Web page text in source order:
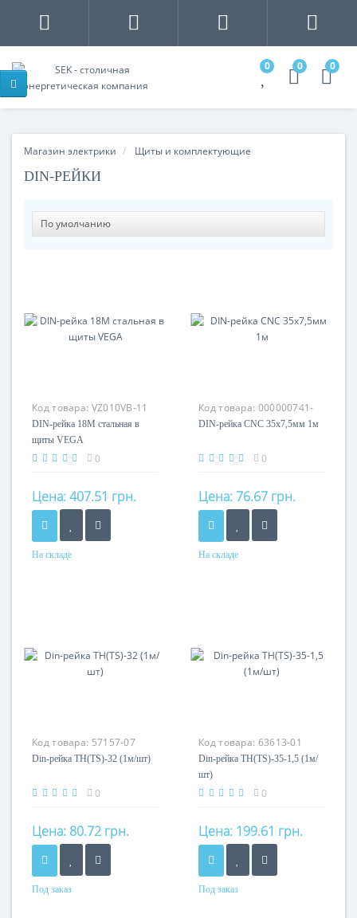
0 0 0
Магазин электрики Щиты и комплектующие
DIN-РЕЙКИ
Код товара: VZ010VB-11
DIN-рейка 18M стальная в
щиты VEGA
0
Цена:407.51 грн.
На складе
Код товара: 000000741-
CNC-42
DIN-рейка CNC 35x7,5мм 1м
0
Цена: 76.67 грн.
На складе
Код товара: 57157-07
Din-рейка TH(TS)-32 (1м/шт)
0
Цена: 80.72 грн.
Под заказ
Код товара: 63613-01
Din-рейка TH(TS)-35-1,5 (1м/
шт)
0
Цена: 199.61 грн.
Под заказ